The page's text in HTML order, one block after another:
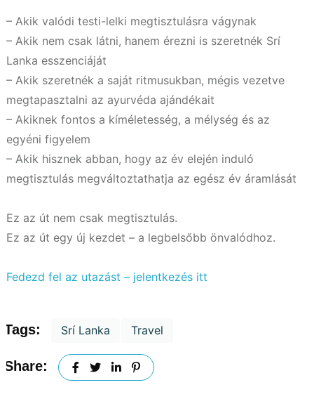
– Akik valódi testi-lelki megtisztulásra vágynak
– Akik nem csak látni, hanem érezni is szeretnék Srí
Lanka esszenciáját
– Akik szeretnék a saját ritmusukban, mégis vezetve
megtapasztalni az ayurvéda ajándékait
– Akiknek fontos a kíméletesség, a mélység és az
egyéni figyelem
– Akik hisznek abban, hogy az év elején induló
megtisztulás megváltoztathatja az egész év áramlását
Ez az út nem csak megtisztulás.
Ez az út egy új kezdet – a legbelsőbb önvalódhoz.
Fedezd fel az utazást – jelentkezés itt
Tags: Srí Lanka Travel
Share: